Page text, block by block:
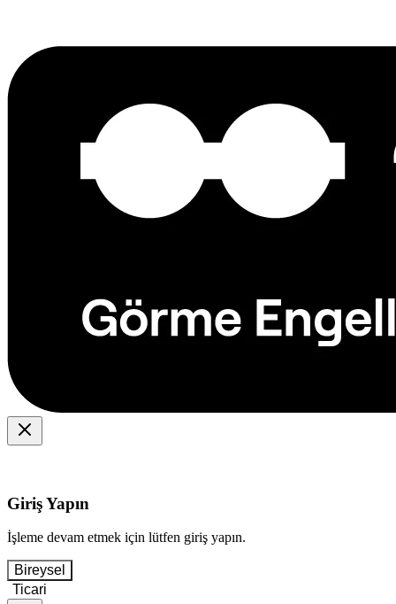
Giriş Yapın
İşleme devam etmek için lütfen giriş yapın.
Bireysel
Ticari